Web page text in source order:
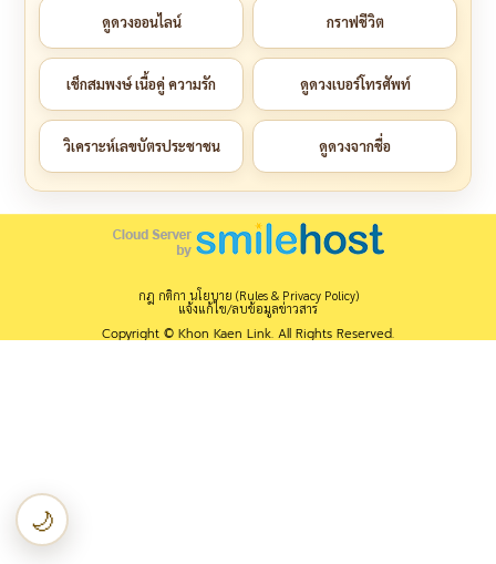
ดูดวงออนไลน์ กราฟชีวิต
เช็กสมพงษ์ เนื้อคู่ ความรัก ดูดวงเบอร์โทรศัพท์
วิเคราะห์เลขบัตรประชาชน ดูดวงจากชื่อ
กฎ กติกา นโยบาย (Rules & Privacy Policy)
แจ้งแก้ไข/ลบข้อมูลข่าวสาร
Copyright © Khon Kaen Link. All Rights Reserved.
🌙เปลี่ยนเป็นโหมดกลางคืน